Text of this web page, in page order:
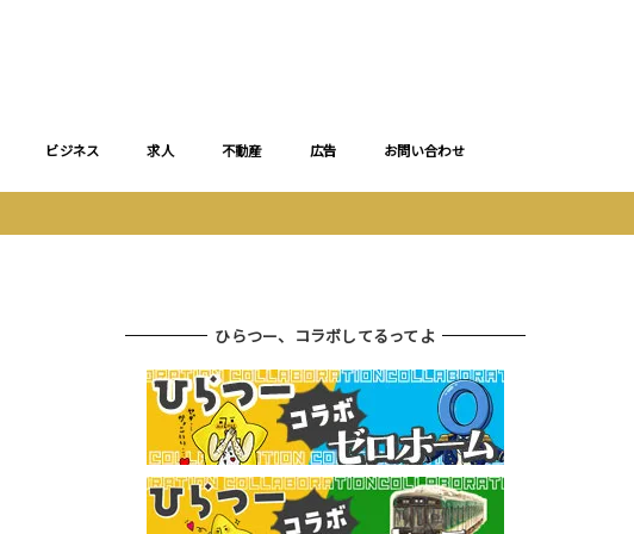
ビジネス 求人 不動産 広告 お問い合わせ
ひらつー、コラボしてるってよ